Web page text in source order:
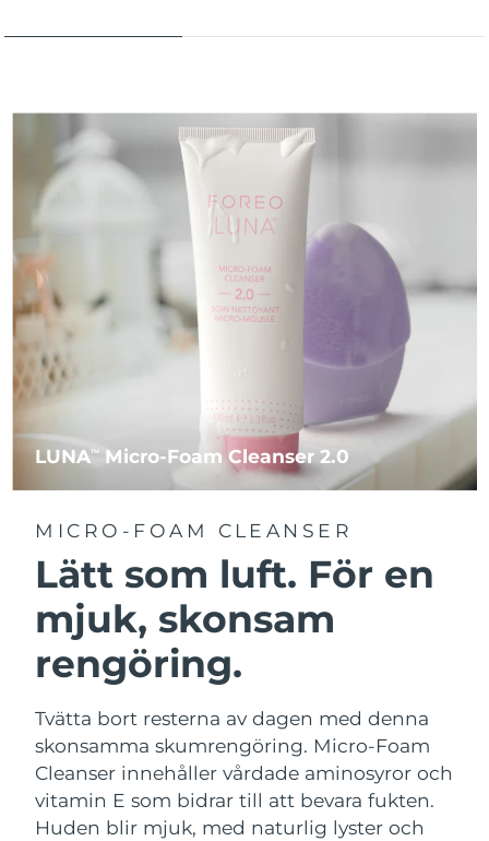
LUNATM Micro-Foam Cleanser 2.0
MICRO-FOAM CLEANSER
Lätt som luft. För en
mjuk, skonsam
rengöring.
Tvätta bort resterna av dagen med denna
skonsamma skumrengöring. Micro-Foam
Cleanser innehåller vårdade aminosyror och
vitamin E som bidrar till att bevara fukten.
Huden blir mjuk, med naturlig lyster och